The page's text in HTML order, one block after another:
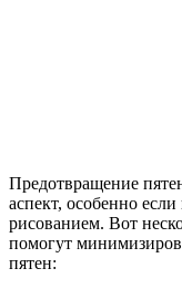
Предотвращение
аспект, особенно
рисованием. Вот
помогут
пятен: